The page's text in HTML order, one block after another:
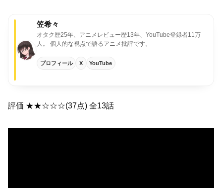
笠希々
オタク歴25年、アニメレビュー歴13年、YouTube登録者11万
人。
個人的な視点で語るアニメ批評です。
プロフィール X YouTube
評価 ★★☆☆☆(37点) 全13話